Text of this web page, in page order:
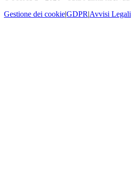
Gestione dei cookie|GDPR|Avvisi Legali